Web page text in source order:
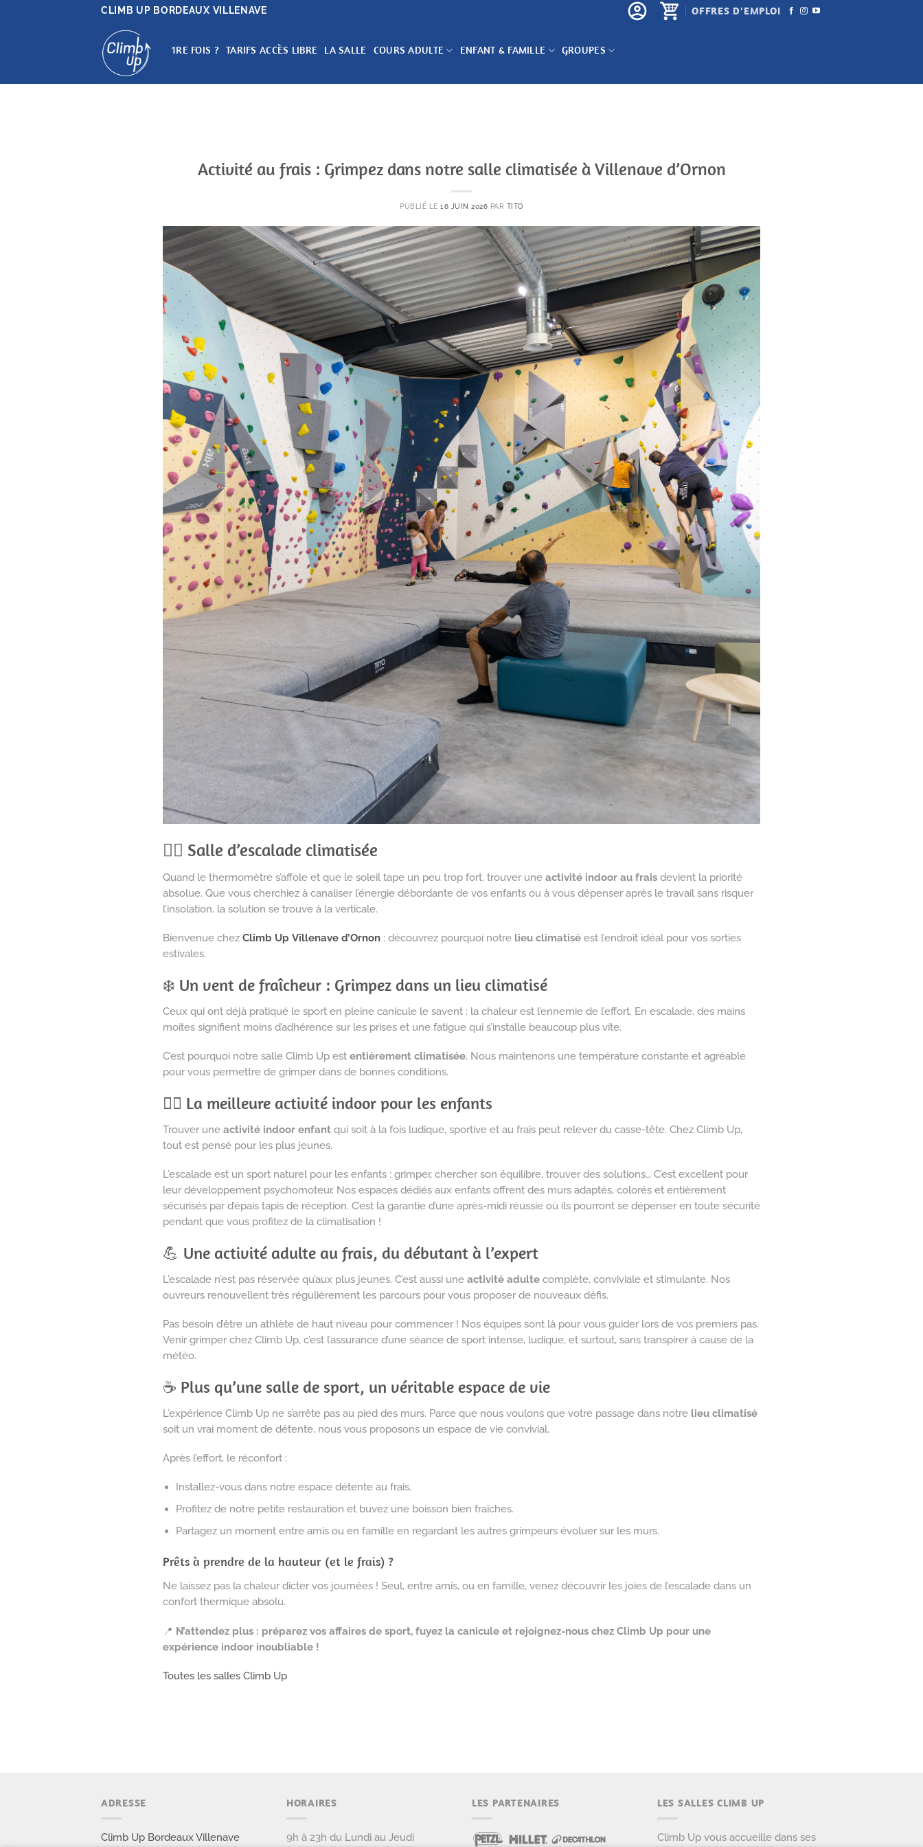
CLIMB UP BORDEAUX VILLENAVE OFFRES D'EMPLOI
1RE FOIS ? TARIFS ACCÈS LIBRE LA SALLE COURS ADULTE ENFANT & FAMILLE GROUPES
Activité au frais : Grimpez dans notre salle climatisée à Villenave d’Ornon
PUBLIÉ LE16 JUIN 2026 PAR TITO
🧗‍♀️ Salle d’escalade climatisée
Quand le thermomètre s’affole et que le soleil tape un peu trop fort, trouver une activité indoor au frais devient la priorité
absolue. Que vous cherchiez à canaliser l’énergie débordante de vos enfants ou à vous dépenser après le travail sans risquer
l’insolation, la solution se trouve à la verticale.
Bienvenue chez Climb Up Villenave d’Ornon : découvrez pourquoi notre lieu climatisé est l’endroit idéal pour vos sorties
estivales.
❄️ Un vent de fraîcheur : Grimpez dans un lieu climatisé
Ceux qui ont déjà pratiqué le sport en pleine canicule le savent : la chaleur est l’ennemie de l’effort. En escalade, des mains
moites signifient moins d’adhérence sur les prises et une fatigue qui s’installe beaucoup plus vite.
C’est pourquoi notre salle Climb Up est entièrement climatisée. Nous maintenons une température constante et agréable
pour vous permettre de grimper dans de bonnes conditions.
🧗‍♀️ La meilleure activité indoor pour les enfants
Trouver une activité indoor enfant qui soit à la fois ludique, sportive et au frais peut relever du casse-tête. Chez Climb Up,
tout est pensé pour les plus jeunes.
L’escalade est un sport naturel pour les enfants : grimper, chercher son équilibre, trouver des solutions… C’est excellent pour
leur développement psychomoteur. Nos espaces dédiés aux enfants offrent des murs adaptés, colorés et entièrement
sécurisés par d’épais tapis de réception. C’est la garantie d’une après-midi réussie où ils pourront se dépenser en toute sécurité
pendant que vous profitez de la climatisation !
💪 Une activité adulte au frais, du débutant à l’expert
L’escalade n’est pas réservée qu’aux plus jeunes. C’est aussi une activité adulte complète, conviviale et stimulante. Nos
ouvreurs renouvellent très régulièrement les parcours pour vous proposer de nouveaux défis.
Pas besoin d’être un athlète de haut niveau pour commencer ! Nos équipes sont là pour vous guider lors de vos premiers pas.
Venir grimper chez Climb Up, c’est l’assurance d’une séance de sport intense, ludique, et surtout, sans transpirer à cause de la
météo.
☕ Plus qu’une salle de sport, un véritable espace de vie
L’expérience Climb Up ne s’arrête pas au pied des murs. Parce que nous voulons que votre passage dans notre lieu climatisé
soit un vrai moment de détente, nous vous proposons un espace de vie convivial.
Après l’effort, le réconfort :
Installez-vous dans notre espace détente au frais.
Profitez de notre petite restauration et buvez une boisson bien fraîches.
Partagez un moment entre amis ou en famille en regardant les autres grimpeurs évoluer sur les murs.
Prêts à prendre de la hauteur (et le frais) ?
Ne laissez pas la chaleur dicter vos journées ! Seul, entre amis, ou en famille, venez découvrir les joies de l’escalade dans un
confort thermique absolu.
📍 N’attendez plus : préparez vos affaires de sport, fuyez la canicule et rejoignez-nous chez Climb Up pour une
expérience indoor inoubliable !
Toutes les salles Climb Up
ADRESSE
Climb Up Bordeaux Villenave
HORAIRES
9h à 23h du Lundi au Jeudi
LES PARTENAIRES LES SALLES CLIMB UP
Climb Up vous accueille dans ses